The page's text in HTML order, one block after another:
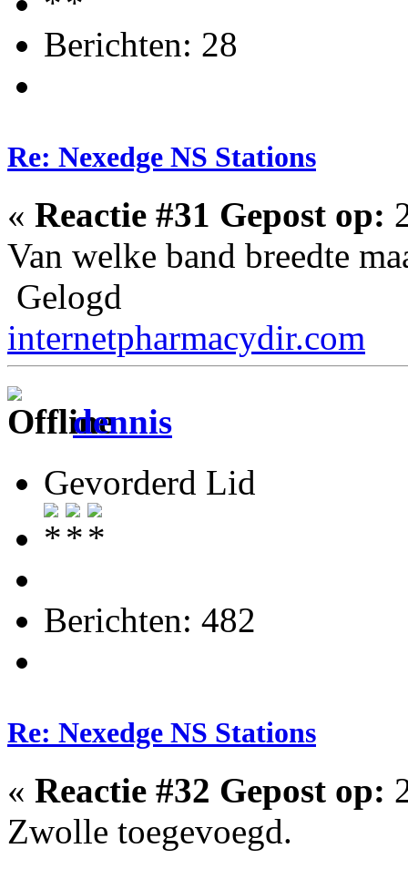
Berichten: 28
Re: Nexedge NS Stations
« Reactie #31 Gepost op:
Van welke band breedte
Gelogd
internetpharmacydir.com
dennis
Gevorderd Lid
Berichten: 482
Re: Nexedge NS Stations
« Reactie #32 Gepost op:
Zwolle toegevoegd.